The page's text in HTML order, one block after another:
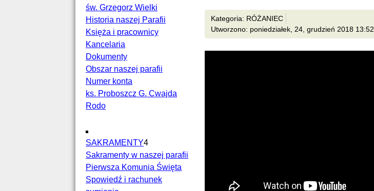
św. Grzegorz Wielki
Historia naszej Parafii
Księża i pracownicy
Kancelaria
Dokumenty
Obszar naszej parafii
Numer konta
ks. Proboszcz G. Cwajda
Rodo
SAKRAMENTY4
Sakramenty w naszej parafii
Pierwsza Komunia Święta
Spowiedź i rachunek
Kategoria: RÓŻANIEC
Utworzono: poniedziałek, 24, grudzień 2018 13:52